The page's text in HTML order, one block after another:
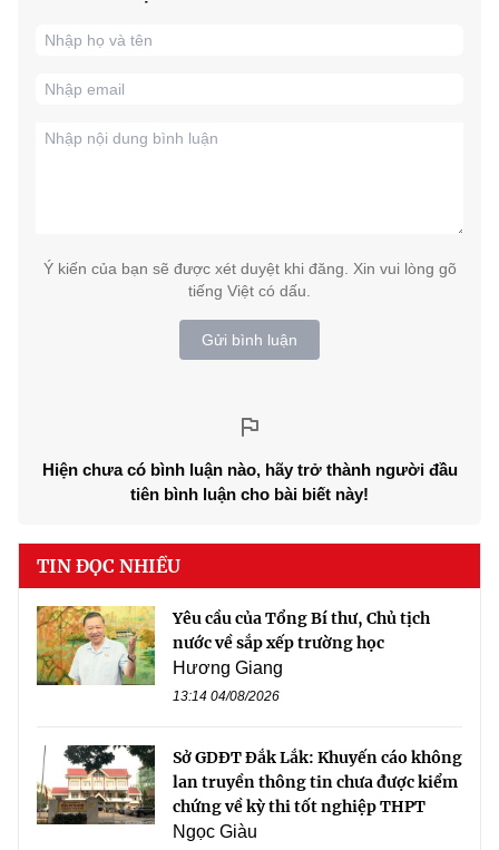
Ý kiến của bạn sẽ được xét duyệt khi đăng. Xin vui lòng gõ
tiếng Việt có dấu.
Gửi bình luận
Hiện chưa có bình luận nào, hãy trở thành người đầu
tiên bình luận cho bài biết này!
TIN ĐỌC NHIỀU
Yêu cầu của Tổng Bí thư, Chủ tịch
nước về sắp xếp trường học
Hương Giang
13:14 04/08/2026
Sở GDĐT Đắk Lắk: Khuyến cáo không
lan truyền thông tin chưa được kiểm
chứng về kỳ thi tốt nghiệp THPT
Ngọc Giàu